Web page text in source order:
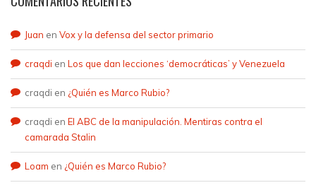
Juan en Vox y la defensa del sector primario
craqdi en Los que dan lecciones ‘democráticas’ y Venezuela
craqdi en ¿Quién es Marco Rubio?
craqdi en El ABC de la manipulación. Mentiras contra el
camarada Stalin
Loam en ¿Quién es Marco Rubio?